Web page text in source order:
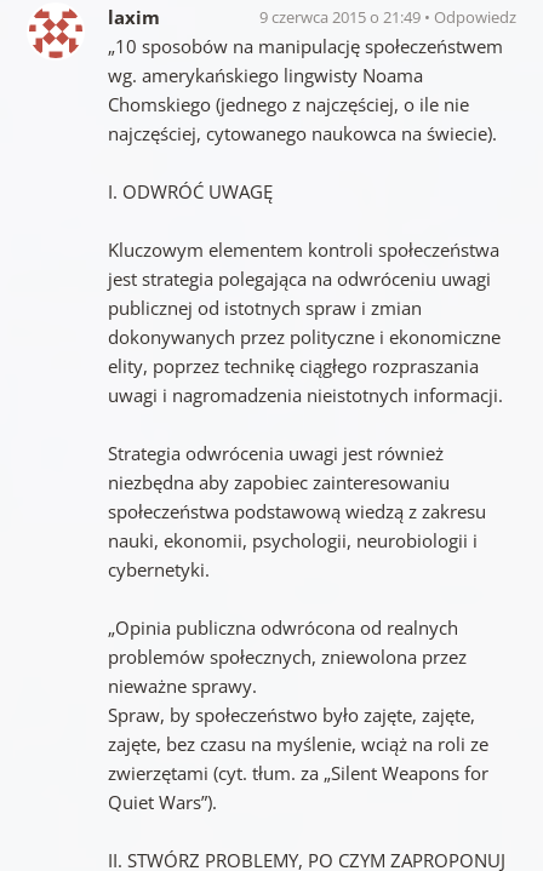
laxim 9 czerwca 2015 o 21:49 Odpowiedz
„10 sposobów na manipulację społeczeństwem
wg. amerykańskiego lingwisty Noama
Chomskiego (jednego z najczęściej, o ile nie
najczęściej, cytowanego naukowca na świecie).
I. ODWRÓĆ UWAGĘ
Kluczowym elementem kontroli społeczeństwa
jest strategia polegająca na odwróceniu uwagi
publicznej od istotnych spraw i zmian
dokonywanych przez polityczne i ekonomiczne
elity, poprzez technikę ciągłego rozpraszania
uwagi i nagromadzenia nieistotnych informacji.
Strategia odwrócenia uwagi jest również
niezbędna aby zapobiec zainteresowaniu
społeczeństwa podstawową wiedzą z zakresu
nauki, ekonomii, psychologii, neurobiologii i
cybernetyki.
„Opinia publiczna odwrócona od realnych
problemów społecznych, zniewolona przez
nieważne sprawy.
Spraw, by społeczeństwo było zajęte, zajęte,
zajęte, bez czasu na myślenie, wciąż na roli ze
zwierzętami (cyt. tłum. za „Silent Weapons for
Quiet Wars”).
II. STWÓRZ PROBLEMY, PO CZYM ZAPROPONUJ